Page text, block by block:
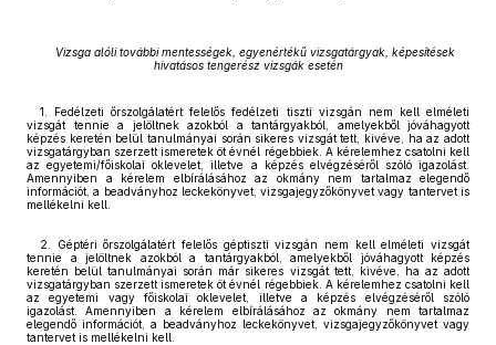
Vizsga alóli további mentességek, egyenértékű vizsgatárgyak, képesítések
hivatásos tengerész vizsgák esetén
1. Fedélzeti őrszolgálatért felelős fedélzeti tiszti vizsgán nem kell elméleti
vizsgát tennie a jelöltnek azokból a tantárgyakból, amelyekből jóváhagyott
képzés keretén belül tanulmányai során sikeres vizsgát tett, kivéve, ha az adott
vizsgatárgyban szerzett ismeretek öt évnél régebbiek. A kérelemhez csatolni kell
az egyetemi/főiskolai oklevelet, illetve a képzés elvégzéséről szóló igazolást.
Amennyiben a kérelem elbírálásához az okmány nem tartalmaz elegendő
információt, a beadványhoz leckekönyvet, vizsgajegyzőkönyvet vagy tantervet is
mellékelni kell.
2. Géptéri őrszolgálatért felelős géptiszti vizsgán nem kell elméleti vizsgát
tennie a jelöltnek azokból a tantárgyakból, amelyekből jóváhagyott képzés
keretén belül tanulmányai során már sikeres vizsgát tett, kivéve, ha az adott
vizsgatárgyban szerzett ismeretek öt évnél régebbiek. A kérelemhez csatolni kell
az egyetemi vagy főiskolai oklevelet, illetve a képzés elvégzéséről szóló
igazolást. Amennyiben a kérelem elbírálásához az okmány nem tartalmaz
elegendő információt, a beadványhoz leckekönyvet, vizsgajegyzőkönyvet vagy
tantervet is mellékelni kell.